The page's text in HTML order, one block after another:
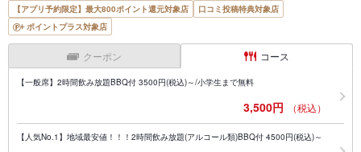
【アプリ予約限定】最大800ポイント還元対象店
口コミ投稿特典対象店
ポイントプラス対象店
クーポン コース
【一般席】2時間飲み放題BBQ付 3500円(税込)～/小学生まで無料
3,500円 （税込）
【人気No.1】地域最安値！！！2時間飲み放題(アルコール類)BBQ付 4500円(税込)～